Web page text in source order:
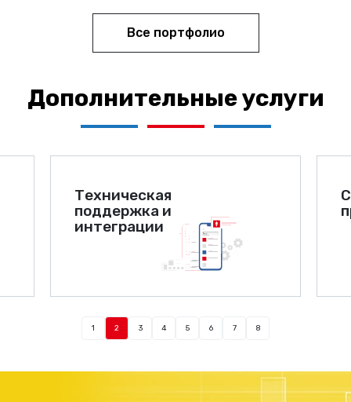
Все портфолио
Дополнительные услуги
Техническая
поддержка и
интеграции
1 2 3 4 5 6 7 8